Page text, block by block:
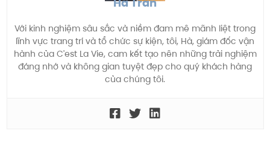
Với kinh nghiệm sâu sắc và niềm đam mê mãnh liệt trong
lĩnh vực trang trí và tổ chức sự kiện, tôi, Hà, giám đốc vận
hành của C'est La Vie, cam kết tạo nên những trải nghiệm
đáng nhớ và không gian tuyệt đẹp cho quý khách hàng
của chúng tôi.